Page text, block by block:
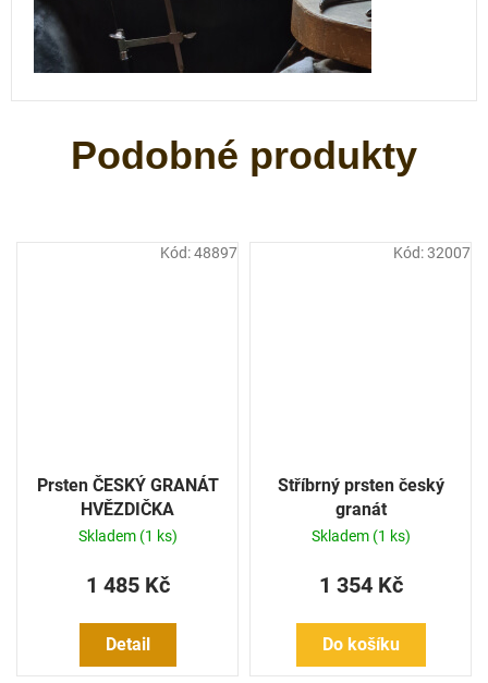
Prsten ČESKÝ GRANÁT
HVĚZDIČKA
Skladem (1 ks)
1 485 Kč
Detail
Kód:48897
Stříbrný prsten český
granát
Skladem (1 ks)
1 354 Kč
Do košíku
Kód:32007